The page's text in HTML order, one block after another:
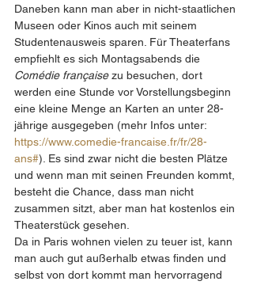
Daneben kann man aber in nicht-staatlichen
Museen oder Kinos auch mit seinem
Studentenausweis sparen. Für Theaterfans
empfiehlt es sich Montagsabends die
Comédie française zu besuchen, dort
werden eine Stunde vor Vorstellungsbeginn
eine kleine Menge an Karten an unter 28-
jährige ausgegeben (mehr Infos unter:
https://www.comedie-francaise.fr/fr/28-
ans#). Es sind zwar nicht die besten Plätze
und wenn man mit seinen Freunden kommt,
besteht die Chance, dass man nicht
zusammen sitzt, aber man hat kostenlos ein
Theaterstück gesehen.
Da in Paris wohnen vielen zu teuer ist, kann
man auch gut außerhalb etwas finden und
selbst von dort kommt man hervorragend